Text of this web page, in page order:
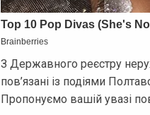
З Державного реєстру
пов’язані із подіями
Пропонуємо вашій увазі